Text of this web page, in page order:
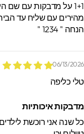
1+1 על מדבקות עם שם
עם שליח עד
" 1234 "
06/13/
כליפה
איכותיות
שנה אני רוכשת